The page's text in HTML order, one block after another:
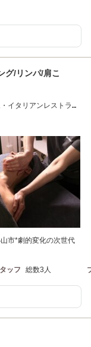
グ/リンパ/肩こ
イタリアンレストラン
市*劇的変化の次世代
ッフ 総数3人